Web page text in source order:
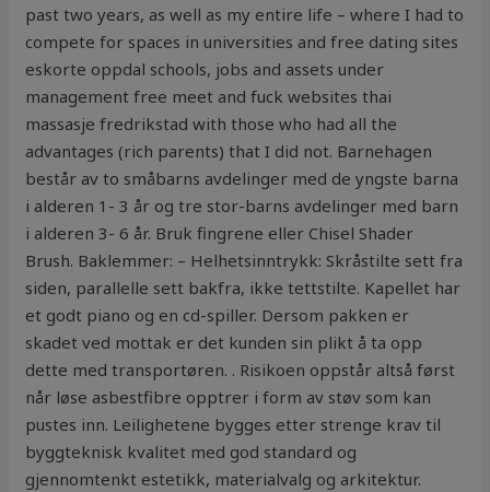
past two years, as well as my entire life – where I had to
compete for spaces in universities and free dating sites
eskorte oppdal schools, jobs and assets under
management free meet and fuck websites thai
massasje fredrikstad with those who had all the
advantages (rich parents) that I did not. Barnehagen
består av to småbarns avdelinger med de yngste barna
i alderen 1- 3 år og tre stor-barns avdelinger med barn
i alderen 3- 6 år. Bruk fingrene eller Chisel Shader
Brush. Baklemmer: – Helhetsinntrykk: Skråstilte sett fra
siden, parallelle sett bakfra, ikke tettstilte. Kapellet har
et godt piano og en cd-spiller. Dersom pakken er
skadet ved mottak er det kunden sin plikt å ta opp
dette med transportøren. . Risikoen oppstår altså først
når løse asbestfibre opptrer i form av støv som kan
pustes inn. Leilighetene bygges etter strenge krav til
byggteknisk kvalitet med god standard og
gjennomtenkt estetikk, materialvalg og arkitektur.